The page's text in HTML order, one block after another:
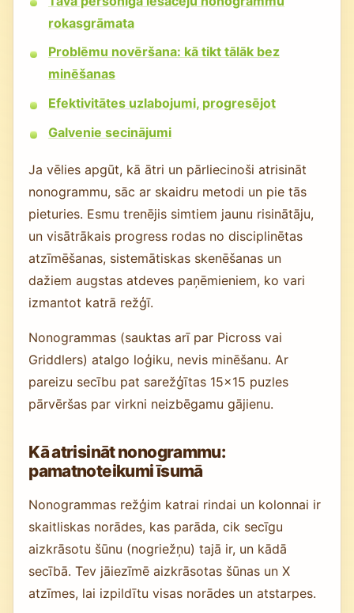
rokasgrāmata
Problēmu novēršana: kā tikt tālāk bez
minēšanas
Efektivitātes uzlabojumi, progresējot
Galvenie secinājumi
Ja vēlies apgūt, kā ātri un pārliecinoši atrisināt
nonogrammu, sāc ar skaidru metodi un pie tās
pieturies. Esmu trenējis simtiem jaunu risinātāju,
un visātrākais progress rodas no disciplinētas
atzīmēšanas, sistemātiskas skenēšanas un
dažiem augstas atdeves paņēmieniem, ko vari
izmantot katrā režģī.
Nonogrammas (sauktas arī par Picross vai
Griddlers) atalgo loģiku, nevis minēšanu. Ar
pareizu secību pat sarežģītas 15×15 puzles
pārvēršas par virkni neizbēgamu gājienu.
Kā atrisināt nonogrammu:
pamatnoteikumi īsumā
Nonogrammas režģim katrai rindai un kolonnai ir
skaitliskas norādes, kas parāda, cik secīgu
aizkrāsotu šūnu (nogriežņu) tajā ir, un kādā
secībā. Tev jāiezīmē aizkrāsotas šūnas un X
atzīmes, lai izpildītu visas norādes un atstarpes.